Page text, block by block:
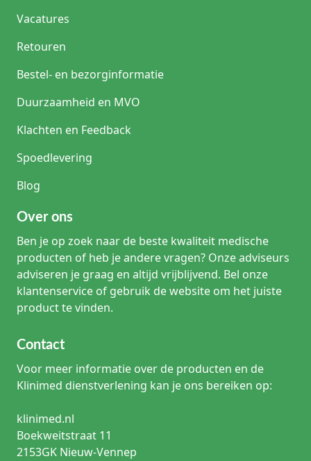
Vacatures
Retouren
Bestel- en bezorginformatie
Duurzaamheid en MVO
Klachten en Feedback
Spoedlevering
Blog
Over ons
Ben je op zoek naar de beste kwaliteit medische
producten of heb je andere vragen? Onze adviseurs
adviseren je graag en altijd vrijblijvend. Bel onze
klantenservice of gebruik de website om het juiste
product te vinden.
Contact
Voor meer informatie over de producten en de
Klinimed dienstverlening kan je ons bereiken op:
klinimed.nl
Boekweitstraat 11
2153GK Nieuw-Vennep